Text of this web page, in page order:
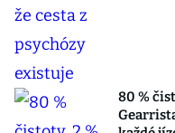
80 %